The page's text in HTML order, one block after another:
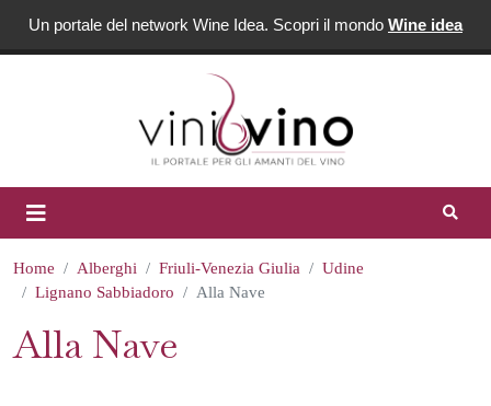
Un portale del network Wine Idea. Scopri il mondo Wine idea
Home Alberghi Friuli-Venezia Giulia
Udine
Lignano Sabbiadoro
Alla Nave
Alla Nave